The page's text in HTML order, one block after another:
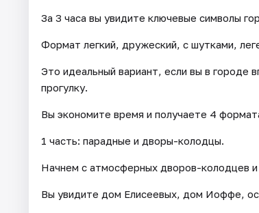
За 3 часа вы увидите ключевые символы
Формат легкий, дружеский, с шутками,
Это идеальный вариант, если вы в городе
прогулку.
Вы экономите время и получаете 4
1 часть: парадные и дворы-колодцы.
Начнем с атмосферных дворов-колодцев
Вы увидите дом Елисеевых, дом Иоффе,